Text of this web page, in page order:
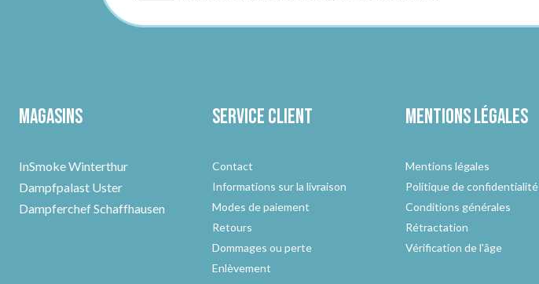
Magasins
InSmoke Winterthur
Dampfpalast Uster
Dampferchef Schaffhausen
Service client
Contact
Informations sur la livraison
Modes de paiement
Retours
Dommages ou perte
Enlèvement
Mentions légales
Mentions légales
Politique de confidentialité
Conditions générales
Rétractation
Vérification de l'âge